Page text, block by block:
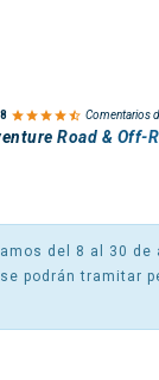
 Comentarios
Road & Off-
del 8 al 30 de
podrán tramitar